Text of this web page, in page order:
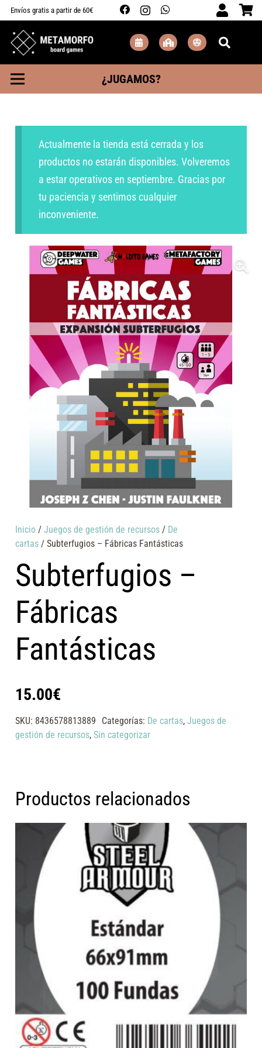
Envíos gratis a partir de 60€
¿JUGAMOS?
Actualmente la tienda está cerrada y los
productos no estarán disponibles. Volveremos
a estar operativos en septiembre. Gracias por
tu paciencia y sentimos cualquier
inconveniente.
Inicio /Juegos de gestión de recursos / De
cartas / Subterfugios – Fábricas Fantásticas
Subterfugios –
Fábricas
Fantásticas
15.00€
SKU: 8436578813889 Categorías: De cartas, Juegos de
gestión de recursos,Sin categorizar
Productos relacionados